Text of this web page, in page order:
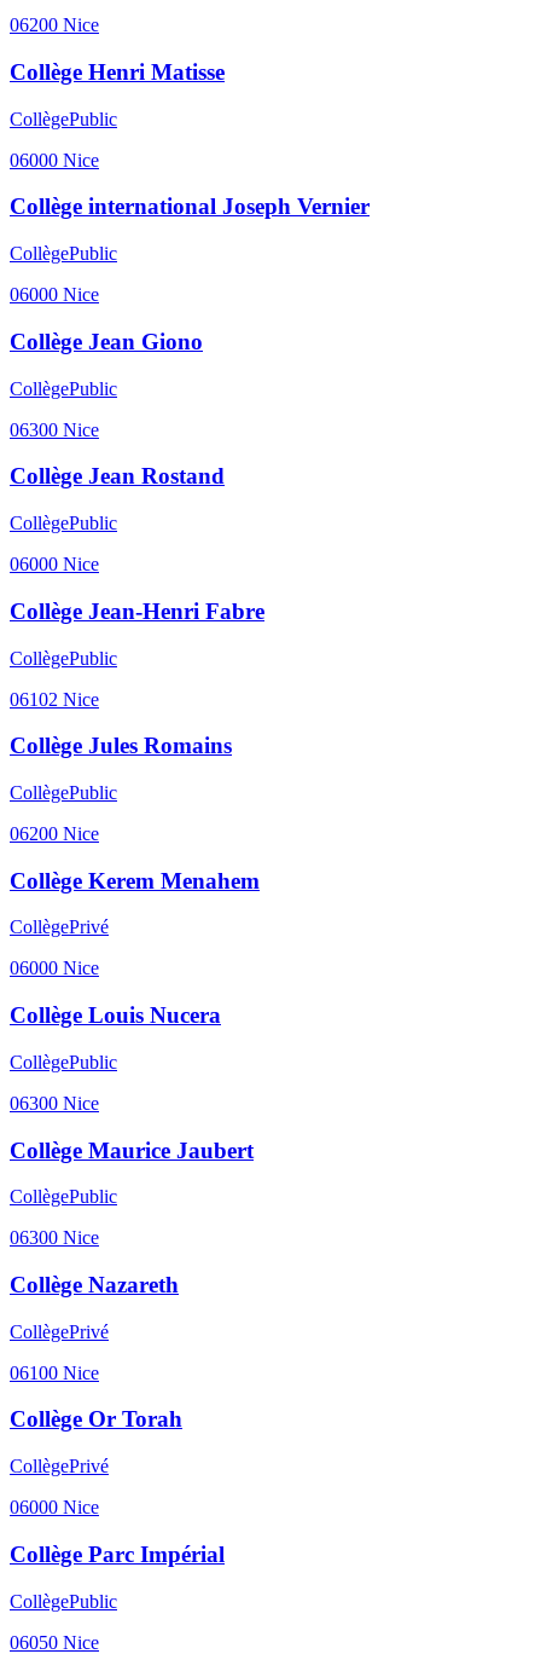
06200 Nice
Collège Henri Matisse
CollègePublic
06000 Nice
Collège international Joseph Vernier
CollègePublic
06000 Nice
Collège Jean Giono
CollègePublic
06300 Nice
Collège Jean Rostand
CollègePublic
06000 Nice
Collège Jean-Henri Fabre
CollègePublic
06102 Nice
Collège Jules Romains
CollègePublic
06200 Nice
Collège Kerem Menahem
CollègePrivé
06000 Nice
Collège Louis Nucera
CollègePublic
06300 Nice
Collège Maurice Jaubert
CollègePublic
06300 Nice
Collège Nazareth
CollègePrivé
06100 Nice
Collège Or Torah
CollègePrivé
06000 Nice
Collège Parc Impérial
CollègePublic
06050 Nice